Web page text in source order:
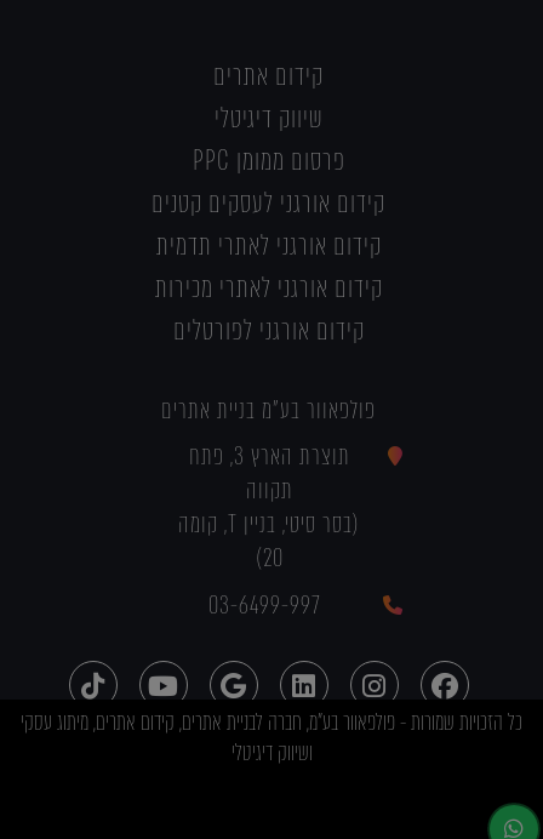
קידום אתרים
שיווק דיגיטלי
פרסום ממומן PPC
קידום אורגני לעסקים קטנים
קידום אורגני לאתרי תדמית
קידום אורגני לאתרי מכירות
קידום אורגני לפורטלים
פולפאוור בע"מ בניית אתרים
תוצרת הארץ 3, פתח
תקווה
(בסר סיטי, בניין T, קומה
20)
03-6499-997
כל הזכויות שמורות - פולפאוור בע"מ, חברה לבניית אתרים, קידום אתרים, מיתוג עסקי
ושיווק דיגיטלי